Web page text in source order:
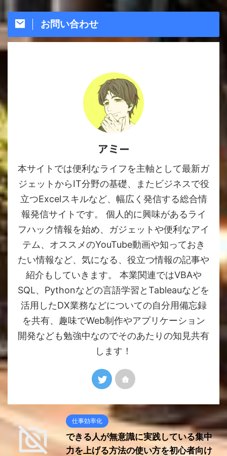
お問い合わせ
アミー
本サイトでは便利なライフを主軸として最新ガ
ジェットからIT分野の基礎、またビジネスで役
立つExcelスキルなど、幅広く発信する総合情
報発信サイトです。 個人的に興味があるライ
フハック情報を始め、ガジェットや便利なアイ
テム、オススメのYouTube動画や知っておき
たい情報など、気になる、役立つ情報の記事や
紹介もしていきます。 本業関連ではVBAや
SQL、Pythonなどの言語学習とTableauなどを
活用したDX業務などについての自分用備忘録
を共有、趣味でWeb制作やアプリケーション
開発なども勉強中なのでそのあたりの知見共有
します！
仕事効率化
できる人が無意識に実践している集中
力を上げる方法の使い方を初心者向け